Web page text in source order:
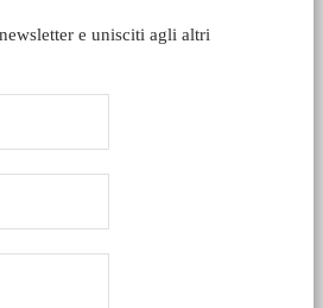
e unisciti agli altri